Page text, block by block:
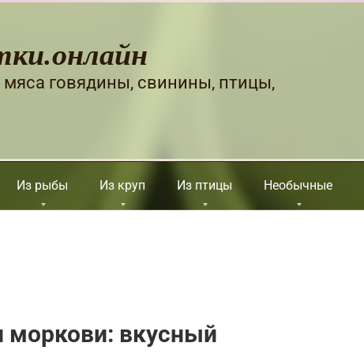
мяса говядины, свинины, птицы,
Из рыбы Из круп Из птицы Необычные
моркови: вкусный